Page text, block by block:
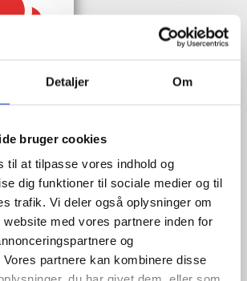
Detaljer Om
bruger cookies
til at tilpasse vores indhold og
dig funktioner til sociale medier og til
trafik. Vi deler også oplysninger om
med vores partnere inden for
og
partnere kan kombinere disse
bogen" bliver du tilmeldt Bestyrelsesguidens
samt markedsføring via mail.